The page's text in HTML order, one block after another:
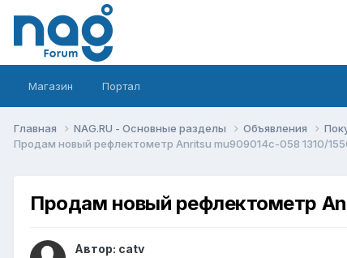
Магазин Портал
Главная NAG.RU - Основные разделы Объявления
Продам новый рефлектометр Anritsu mu909014c-058 1310/
Продам новый рефлектометр
Автор: catv